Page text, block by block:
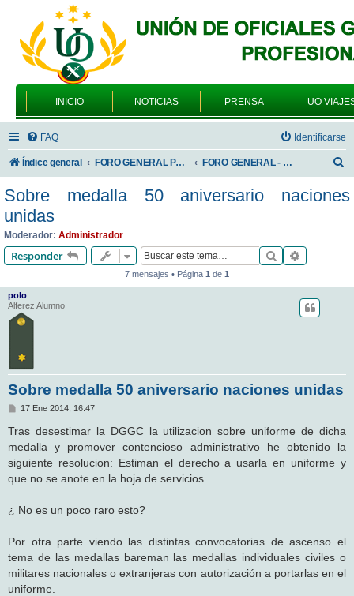
INICIO NOTICIAS PRENSA UO
FAQ Identificarse
Índice general FORO GENERAL PARA TODOS LOS USUARIOS FORO GENERAL - TEMAS PROFESIONALES
s
Sobre medalla 50 aniversario naciones
unidas
Moderador: Administrador
Responder Buscar
7 mensajes • Página 1 de 1
polo
Alferez Alumno
Sobre medalla 50 aniversario naciones unidas
M
n
s
a
e
17 Ene 2014, 16:47
Tras desestimar la DGGC la utilizacion sobre uniforme de dicha
medalla y promover contencioso administrativo he obtenido la
siguiente resolucion: Estiman el derecho a usarla en uniforme y
que no se anote en la hoja de servicios.
¿ No es un poco raro esto?
Por otra parte viendo las distintas convocatorias de ascenso el
tema de las medallas bareman las medallas individuales civiles o
militares nacionales o extranjeras con autorización a portarlas en el
uniforme.